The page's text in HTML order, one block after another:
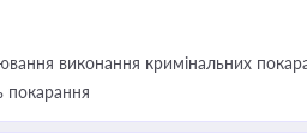
виконання кримінальних
покарання